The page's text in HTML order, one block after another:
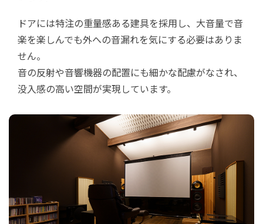
ドアには特注の重量感ある建具を採用し、大音量で音
楽を楽しんでも外への音漏れを気にする必要はありま
せん。
音の反射や音響機器の配置にも細かな配慮がなされ、
没入感の高い空間が実現しています。